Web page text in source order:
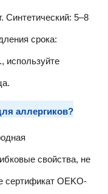
Синтетический: 5–8
срока:
используйте
аллергиков?
свойства, не
OEKO-